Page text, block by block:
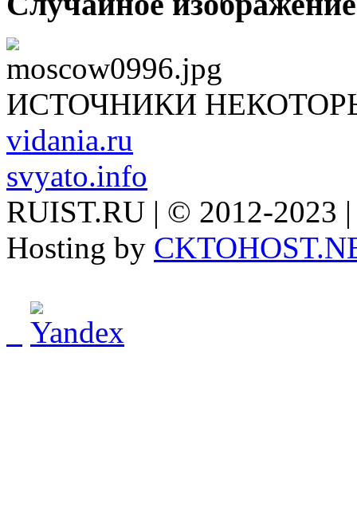
ИСТОЧНИКИ
vidania.ru
svyato.info
RUIST.RU | © 2012-2023
Hosting by